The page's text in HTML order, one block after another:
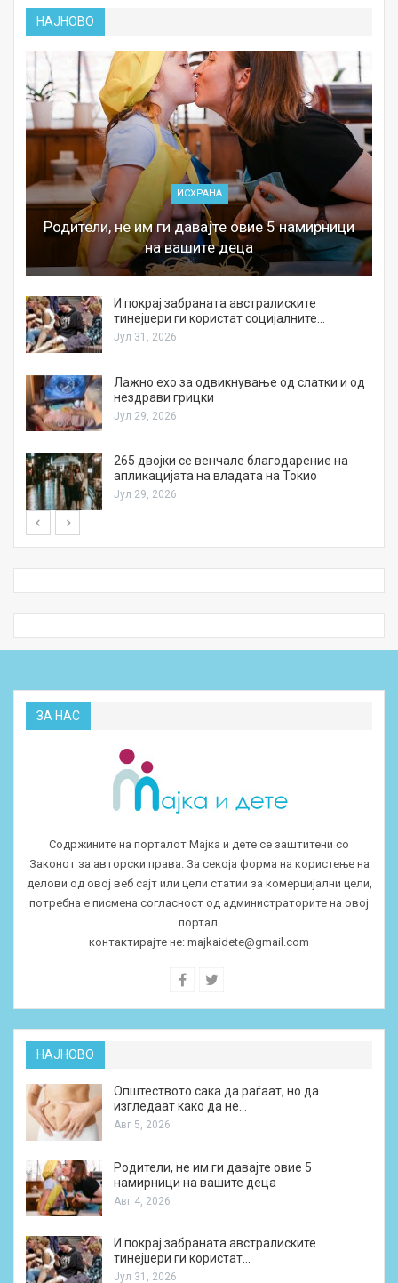
НАЈНОВО
ИСХРАНА
Родители, не им ги давајте овие 5 намирници
на вашите деца
И покрај забраната австралиските
тинејџери ги користат социјалните…
Јул 31, 2026
Лажно ехо за одвикнување од слатки и од
нездрави грицки
Јул 29, 2026
265 двојки се венчале благодарение на
апликацијата на владата на Токио
Јул 29, 2026
ЗА НАС
Содржините на порталот Мајка и дете се заштитени со
Законот за авторски права. За секоја форма на користење на
делови од овој веб сајт или цели статии за комерцијални цели,
потребна е писмена согласност од администраторите на овој
портал.
контактирајте не: majkaidete@gmail.com
НАЈНОВО
Општеството сака да раѓаат, но да
изгледаат како да не…
Авг 5, 2026
Родители, не им ги давајте овие 5
намирници на вашите деца
Авг 4, 2026
И покрај забраната австралиските
тинејџери ги користат…
Јул 31, 2026